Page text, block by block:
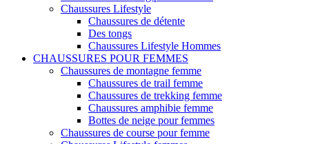
Chaussures Lifestyle
Chaussures de détente
Des tongs
Chaussures Lifestyle Hommes
CHAUSSURES POUR FEMMES
Chaussures de montagne femme
Chaussures de trail femme
Chaussures de trekking femme
Chaussures amphibie femme
Bottes de neige pour femmes
Chaussures de course pour femme